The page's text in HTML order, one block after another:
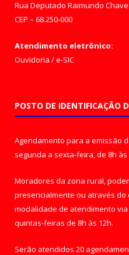
Rua Deputado Raimundo
CEP – 68.250-000
Atendimento eletrônico:
Ouvidoria /e-SIC
POSTO DE IDENTIFICAÇÃO
Agendamento para a emissão
segunda a sexta-feira, de 8h
Moradores da zona rural,
presencialmente ou através do
modalidade de atendimento
quintas-feiras de 8h às 12h.
Serão atendidos 20